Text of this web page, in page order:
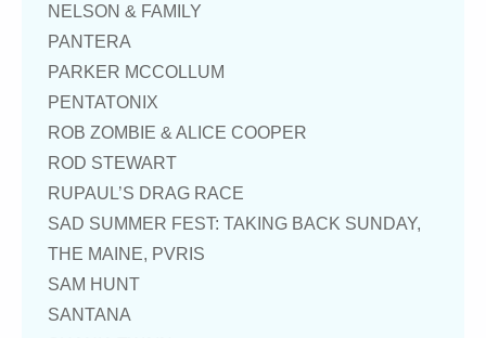
NELSON & FAMILY
PANTERA
PARKER MCCOLLUM
PENTATONIX
ROB ZOMBIE & ALICE COOPER
ROD STEWART
RUPAUL’S DRAG RACE
SAD SUMMER FEST: TAKING BACK SUNDAY,
THE MAINE, PVRIS
SAM HUNT
SANTANA